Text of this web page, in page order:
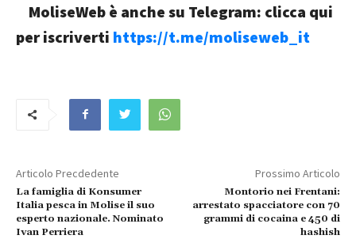
MoliseWeb è anche su Telegram: clicca qui
per iscriverti https://t.me/moliseweb_it
Articolo Precdedente
La famiglia di Konsumer
Italia pesca in Molise il suo
esperto nazionale. Nominato
Ivan Perriera
Prossimo Articolo
Montorio nei Frentani:
arrestato spacciatore con 70
grammi di cocaina e 450 di
hashish